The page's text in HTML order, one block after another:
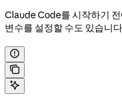
Claude Code를 시작하기 전
변수를 설정할 수도 있습니